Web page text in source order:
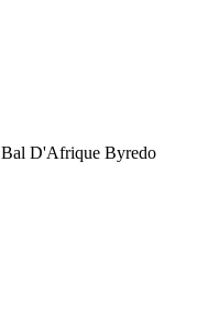
Bal D'Afrique Byredo